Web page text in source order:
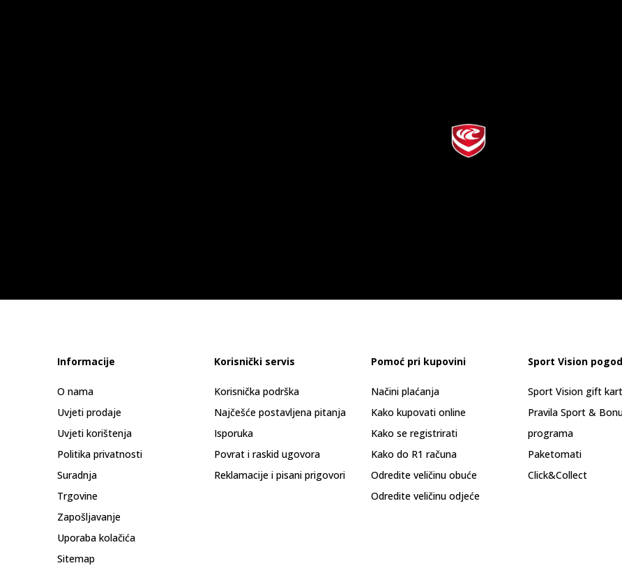
Informacije
O nama
Uvjeti prodaje
Uvjeti korištenja
Politika privatnosti
Suradnja
Trgovine
Zapošljavanje
Uporaba kolačića
Sitemap
Korisnički servis
Korisnička podrška
Najčešće postavljena pitanja
Isporuka
Povrat i raskid ugovora
Reklamacije i pisani prigovori
Pomoć pri kupovini
Načini plaćanja
Kako kupovati online
Kako se registrirati
Kako do R1 računa
Odredite veličinu obuće
Odredite veličinu odjeće
Sport Vision
Sport Vision gift
Pravila Sport &
programa
Paketomati
Click&Collect